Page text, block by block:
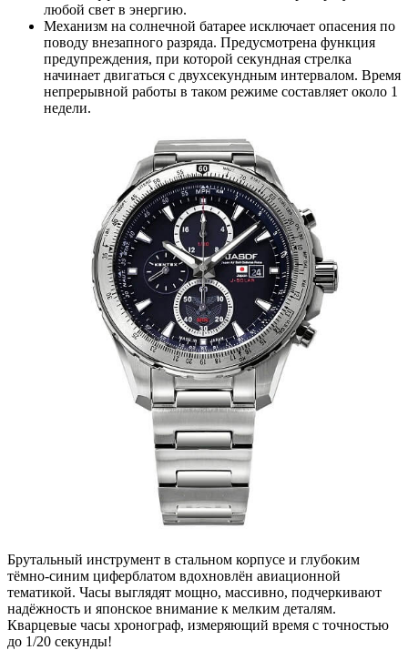
любой свет в энергию.
Механизм на солнечной батарее исключает опасения по
поводу внезапного разряда. Предусмотрена функция
предупреждения, при которой секундная стрелка
начинает двигаться с двухсекундным интервалом. Время
непрерывной работы в таком режиме составляет около 1
недели.
Брутальный инструмент в стальном корпусе и глубоким
тёмно-синим циферблатом вдохновлён авиационной
тематикой. Часы выглядят мощно, массивно, подчеркивают
надёжность и японское внимание к мелким деталям.
Кварцевые часы хронограф, измеряющий время с точностью
до 1/20 секунды!